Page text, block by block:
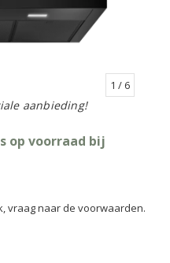
1 / 6
aanbieding!
op voorraad bij
vraag naar de voorwaarden.